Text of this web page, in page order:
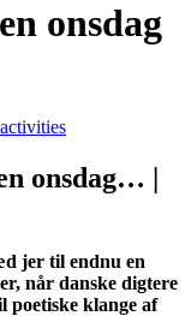
onsdag
onsdag… |
jer til endnu en
når danske digtere
poetiske klange af